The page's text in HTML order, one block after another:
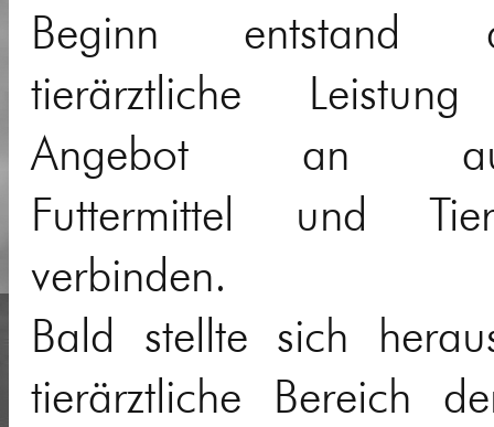
Beginn entstand
tierärztliche
Angebot an
Futtermittel und
verbinden.
Bald stellte sich
tierärztliche Bereich